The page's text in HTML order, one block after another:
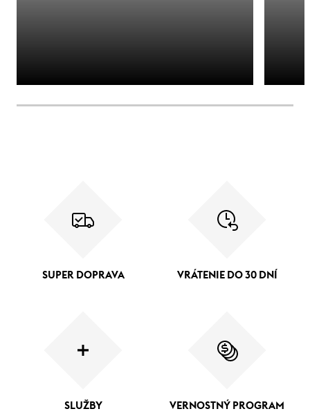
SUPER DOPRAVA VRÁTENIE DO 30 DNÍ
SLUŽBY VERNOSTNÝ PROGRAM